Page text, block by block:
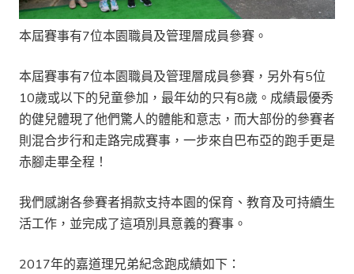
本屆賽事有7位本園職員及管理層成員參賽。
本屆賽事有7位本園職員及管理層成員參賽，另外有5位
10歲或以下的兒童參加，最年幼的只有8歲。成績最優秀
的健兒體現了他們驚人的體能和意志，而大部份的參賽者
則混合步行和走路完成賽事，一步來自巴布亞的跑手更是
赤腳走畢全程！
我們感謝各參賽者捐款支持本園的保育、教育及可持續生
活工作，並完成了這項別具意義的賽事。
2017年的嘉道理兄弟紀念跑成績如下：